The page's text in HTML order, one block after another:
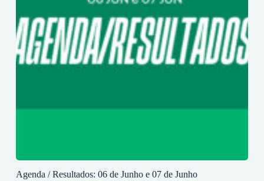
Agenda / Resultados: 06 de Junho e 07 de Junho